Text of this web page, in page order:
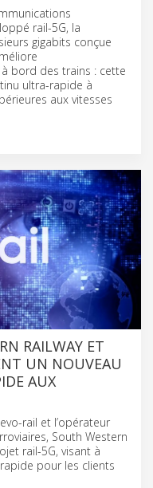
rail-5G, la
gigabits conçue
bord des trains : cette
ultra-rapide à
aux vitesses
RAILWAY ET
UN NOUVEAU
AUX
rail et l’opérateur
South Western
rail-5G, visant à
pour les clients